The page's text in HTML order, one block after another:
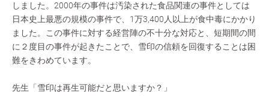
しました。2000年の事件は汚染された食品関連の事件としては
日本史上最悪の規模の事件で、1万3,400人以上が食中毒にかかり
ました。この事件に対する経営陣の不十分な対応と、短期間の間
に２度目の事件が起きたことで、雪印の信頼を回復することは困
難をきわめています。
先生「雪印は再生可能だと思いますか？」